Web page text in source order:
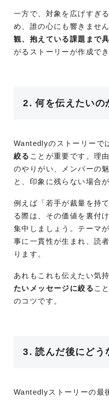
一方で、対象を広げすぎ
め、誰の心にも響きませ
観、抱えている課題まで
がるストーリーが作成でき
2. 何を伝えたいの
Wantedlyのストーリーで
絞る ことが重要です。理
のやりがい、メンバーの
と、印象に残らない場合
例えば「若手が裁量を持
る際は、その価値を裏付
集中しましょう。テーマ
事に一貫性が生まれ、読
ります。
あれもこれも伝えたい気
たいメッセージに絞る こ
のコツです。
3. 読んだ後にどう
Wantedlyストーリーの最